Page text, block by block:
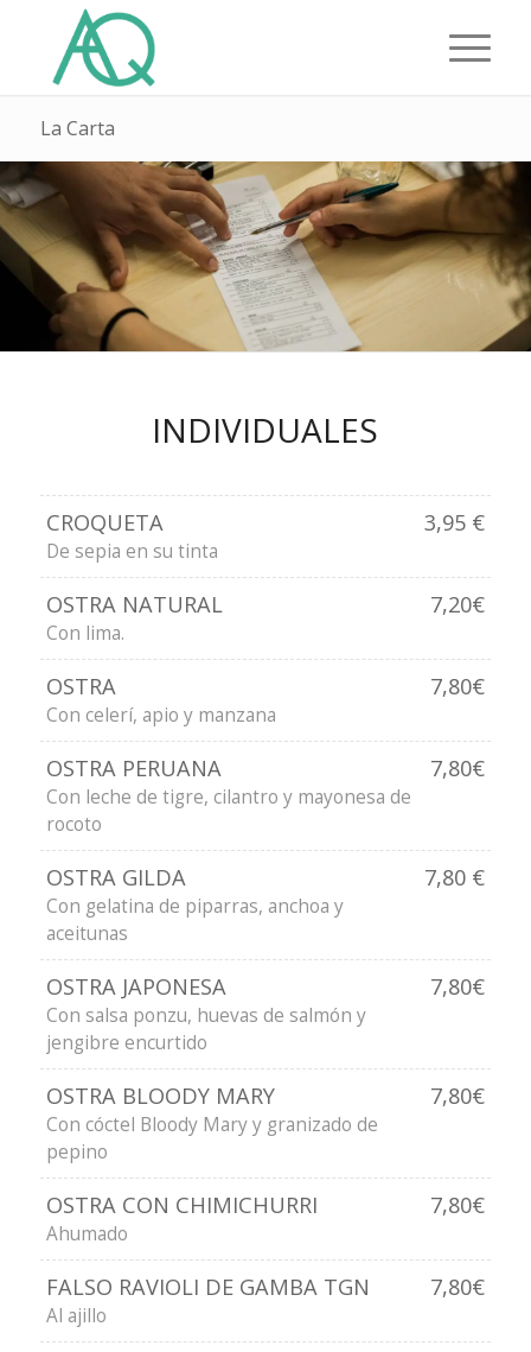
La Carta
INDIVIDUALES
CROQUETA 3,95 €
De sepia en su tinta
OSTRA NATURAL 7,20€
Con lima.
OSTRA 7,80€
Con celerí, apio y manzana
OSTRA PERUANA 7,80€
Con leche de tigre, cilantro y mayonesa de
rocoto
OSTRA GILDA 7,80 €
Con gelatina de piparras, anchoa y
aceitunas
OSTRA JAPONESA 7,80€
Con salsa ponzu, huevas de salmón y
jengibre encurtido
OSTRA BLOODY MARY 7,80€
Con cóctel Bloody Mary y granizado de
pepino
OSTRA CON CHIMICHURRI 7,80€
Ahumado
FALSO RAVIOLI DE GAMBA TGN 7,80€
Al ajillo